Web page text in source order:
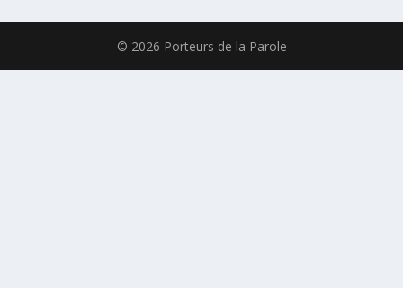
© 2026 Porteurs de la Parole